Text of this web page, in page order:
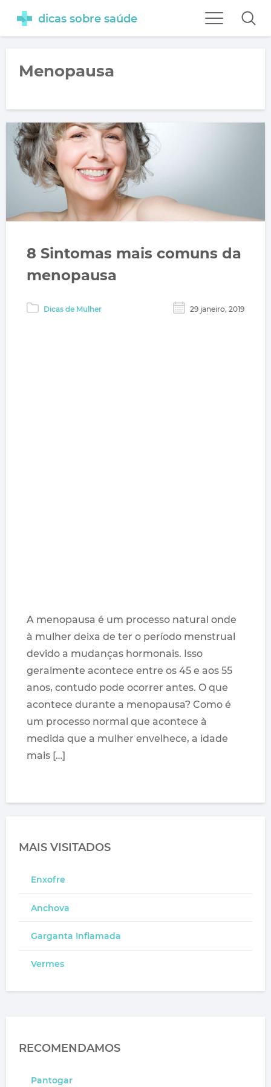
dicas sobre saúde
Menopausa
8 Sintomas mais comuns da
menopausa
Dicas de Mulher 29 janeiro, 2019
A menopausa é um processo natural onde
à mulher deixa de ter o período menstrual
devido a mudanças hormonais. Isso
geralmente acontece entre os 45 e aos 55
anos, contudo pode ocorrer antes. O que
acontece durante a menopausa? Como é
um processo normal que acontece à
medida que a mulher envelhece, a idade
mais […]
MAIS VISITADOS
Enxofre
Anchova
Garganta Inflamada
Vermes
RECOMENDAMOS
Pantogar